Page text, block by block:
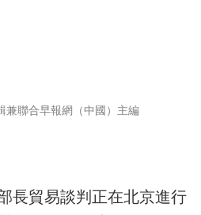
兼聯合早報網（中國）主編
長貿易談判正在北京進行